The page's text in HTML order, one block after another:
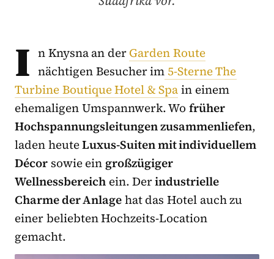
I n Knysna an derGarden Route
nächtigen Besucher im 5-Sterne The
Turbine Boutique Hotel & Spain einem
ehemaligen Umspannwerk. Wo früher
Hochspannungsleitungen zusammenliefen,
laden heuteLuxus-Suiten mit individuellem
Décor sowie ein großzügiger
Wellnessbereich ein. Derindustrielle
Charme der Anlagehat das Hotel auch zu
einer beliebten Hochzeits-Location
gemacht.